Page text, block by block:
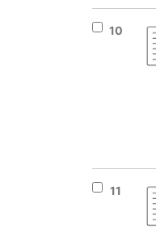
Вибрати
10
Вибрати
11